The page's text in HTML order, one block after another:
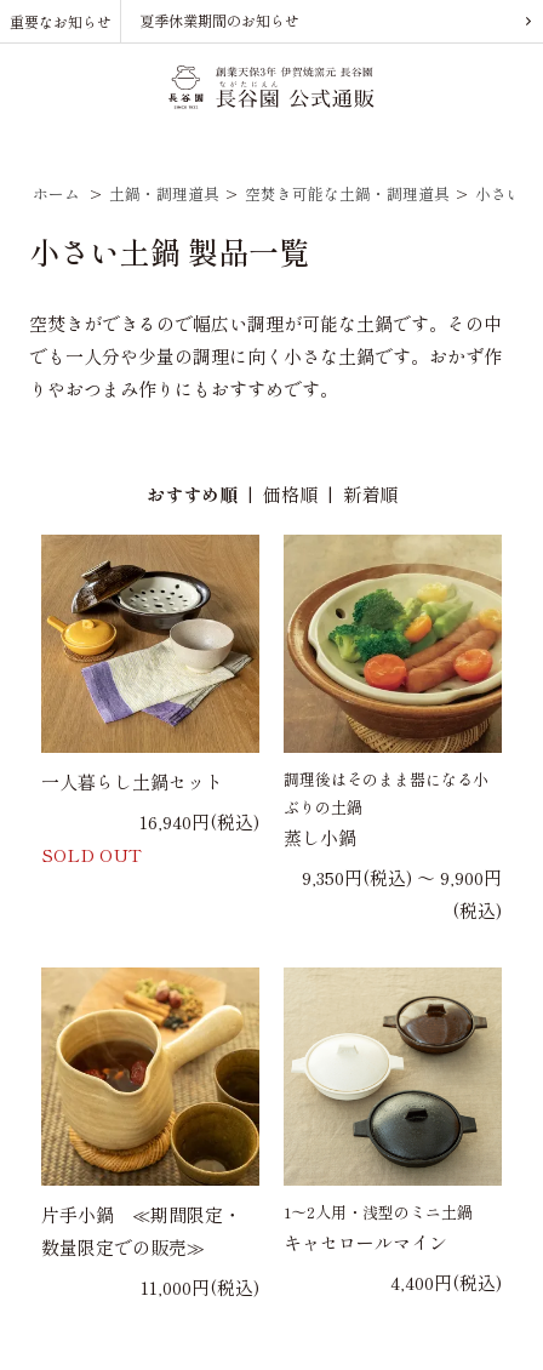
重要なお知らせ 夏季休業期間のお知らせ
ホーム > 土鍋・調理道具 > 空焚き可能な土鍋・調理道具 > 小さい土
小さい土鍋 製品一覧
空焚きができるので幅広い調理が可能な土鍋です。その中
でも一人分や少量の調理に向く小さな土鍋です。おかず作
りやおつまみ作りにもおすすめです。
おすすめ順| 価格順| 新着順
一人暮らし土鍋セット
16,940円(税込)
SOLD OUT
調理後はそのまま器になる小
ぶりの土鍋
蒸し小鍋
9,350円(税込) 〜 9,900円
(税込)
片手小鍋 ≪期間限定・
数量限定での販売≫
11,000円(税込)
1〜2人用・浅型のミニ土鍋
キャセロールマイン
4,400円(税込)